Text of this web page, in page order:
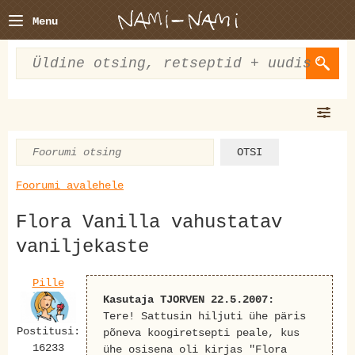
Menu
Foorumi avalehele
Flora Vanilla vahustatav
vaniljekaste
Pille
Postitusi:
16233
Kasutaja TJORVEN 22.5.2007:
Tere! Sattusin hiljuti ühe päris
põneva koogiretsepti peale, kus
ühe osisena oli kirjas "Flora